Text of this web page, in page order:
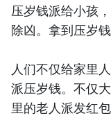
压岁钱派给小孩
除凶。拿到压岁
人们不仅给家里
派压岁钱。不仅
里的老人派发红